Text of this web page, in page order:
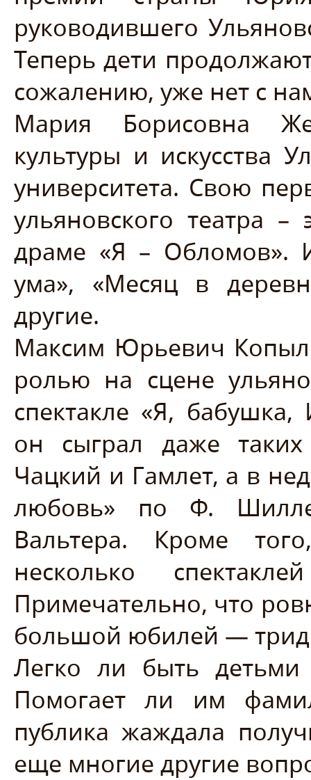
руководившего
Теперь дети
сожалению, уже нет с
Мария Борисовна
культуры и искусства
университета. Свою
ульяновского театра
драме «Я – Обломов».
ума», «Месяц в
другие.
Максим Юрьевич
ролью на сцене
спектакле «Я,
он сыграл даже
Чацкий и Гамлет, а в
любовь» по Ф.
Вальтера. Кроме
несколько
Примечательно, что
большой юбилей —
Легко ли быть детьми
Помогает ли им
публика жаждала
еще многие другие